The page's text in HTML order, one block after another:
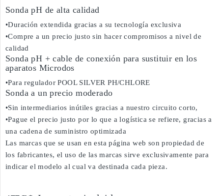
Sonda pH de alta calidad
•Duración extendida gracias a su tecnología exclusiva
•Compre a un precio justo sin hacer compromisos a nivel de
calidad
Sonda pH + cable de conexión para sustituir en los
aparatos Microdos
•Para regulador POOL SILVER PH/CHLORE
Sonda a un precio moderado
•Sin intermediarios inútiles gracias a nuestro circuito corto,
•Pague el precio justo por lo que a logística se refiere, gracias a
una cadena de suministro optimizada
Las marcas que se usan en esta página web son propiedad de
los fabricantes, el uso de las marcas sirve exclusivamente para
indicar el modelo al cual va destinada cada pieza.